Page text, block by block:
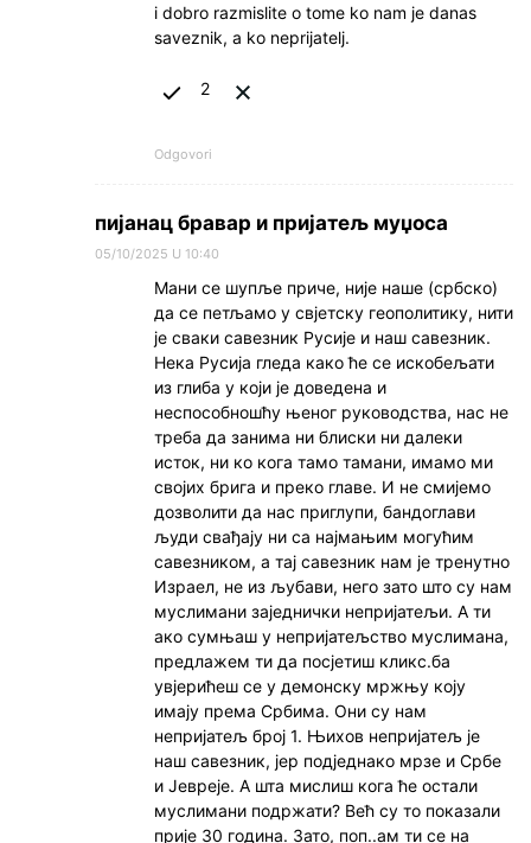
i dobro razmislite o tome ko nam je danas
saveznik, a ko neprijatelj.
2
Odgovori
пијанац бравар и пријатељ муџоса
05/10/2025 U 10:40
Мани се шупље приче, није наше (србско)
да се петљамо у свјетску геополитику, нити
је сваки савезник Русије и наш савезник.
Нека Русија гледа како ће се искобељати
из глиба у који је доведена и
неспособношћу њеног руководства, нас не
треба да занима ни блиски ни далеки
исток, ни ко кога тамо тамани, имамо ми
својих брига и преко главе. И не смијемо
дозволити да нас приглупи, бандоглави
људи свађају ни са најмањим могућим
савезником, а тај савезник нам је тренутно
Израел, не из љубави, него зато што су нам
муслимани заједнички непријатељи. А ти
ако сумњаш у непријатељство муслимана,
предлажем ти да посјетиш кликс.ба
увјерићеш се у демонску мржњу коју
имају према Србима. Они су нам
непријатељ број 1. Њихов непријатељ је
наш савезник, јер подједнако мрзе и Србе
и Јевреје. А шта мислиш кога ће остали
муслимани подржати? Већ су то показали
прије 30 година. Зато, поп..ам ти се на